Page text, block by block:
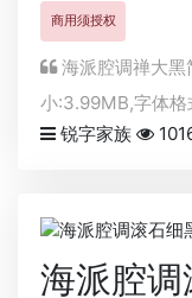
商用须授权
海派腔调禅大黑
小:3.99MB,字体格
锐字家族
海派腔